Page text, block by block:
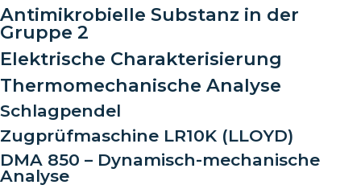
Antimikrobielle Substanz in der
Gruppe 2
Elektrische Charakterisierung
Thermomechanische Analyse
Schlagpendel
Zugprüfmaschine LR10K (LLOYD)
DMA 850 – Dynamisch-mechanische
Analyse